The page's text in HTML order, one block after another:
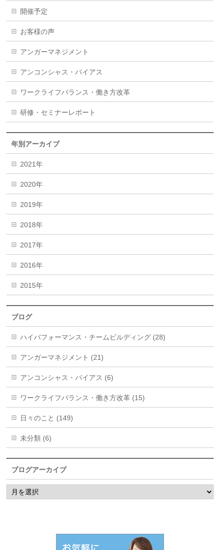
開催予定
お客様の声
アンガーマネジメント
アンコンシャス・バイアス
ワークライフバランス・働き方改革
研修・セミナーレポート
年別アーカイブ
2021年
2020年
2019年
2018年
2017年
2016年
2015年
ブログ
ハイパフォーマンス・チームビルディング (28)
アンガーマネジメント (21)
アンコンシャス・バイアス (6)
ワークライフバランス・働き方改革 (15)
日々のこと (149)
未分類 (6)
ブログアーカイブ
ブ
ロ
グ